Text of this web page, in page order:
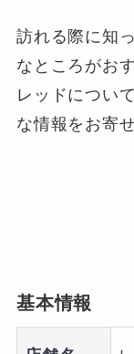
訪れる際に知
なところがお
レッドについ
な情報をお寄
基本情報